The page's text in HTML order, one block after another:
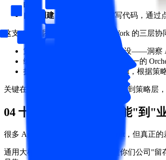
时"。
自主创建 Agent。
用户无需写代码，通
这支 Agent 团队背后是 Agent CoWork 的三层
策略层负责发现机会和验证假设——洞察
编排层是整个系统的大脑——统一的
执行层并行运行多个业务 Agent，根据
关键在于，执行层的结果会自动回流到策略层
04 十年积累 从"通用智能"到"
很多 Agent 平台也能搭建多个 Agent，但真正的
通用大模型确实聪明，但它不知道你们公司"